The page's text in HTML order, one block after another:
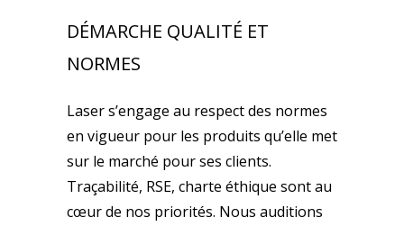
DÉMARCHE QUALITÉ ET
NORMES
Laser s’engage au respect des normes
en vigueur pour les produits qu’elle met
sur le marché pour ses clients.
Traçabilité, RSE, charte éthique sont au
cœur de nos priorités. Nous auditions